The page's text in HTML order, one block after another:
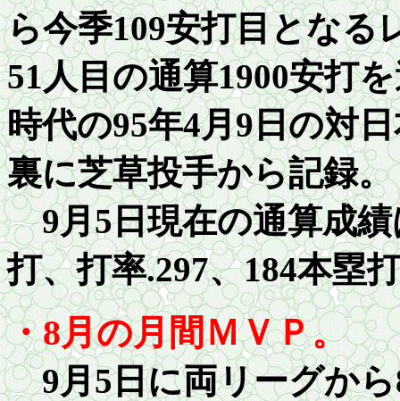
ら今季109安打目となる
51人目の通算1900安打
時代の95年4月9日の対
裏に芝草投手から記録。
9月5日現在の通算成績
打、打率.297、184本塁
・8月の月間ＭＶＰ。
9月5日に両リーグから